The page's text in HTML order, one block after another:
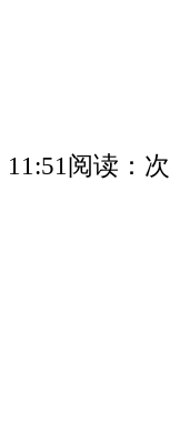
11:51阅读： 次